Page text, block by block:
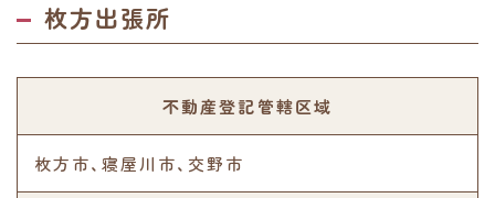
枚方出張所
不動産登記管轄区域
枚方市、寝屋川市、交野市